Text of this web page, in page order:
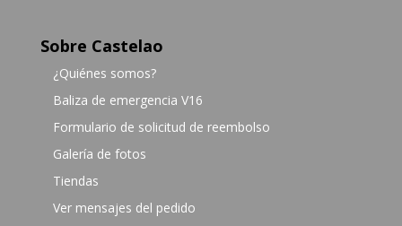
Sobre Castelao
¿Quiénes somos?
Baliza de emergencia V16
Formulario de solicitud de reembolso
Galería de fotos
Tiendas
Ver mensajes del pedido